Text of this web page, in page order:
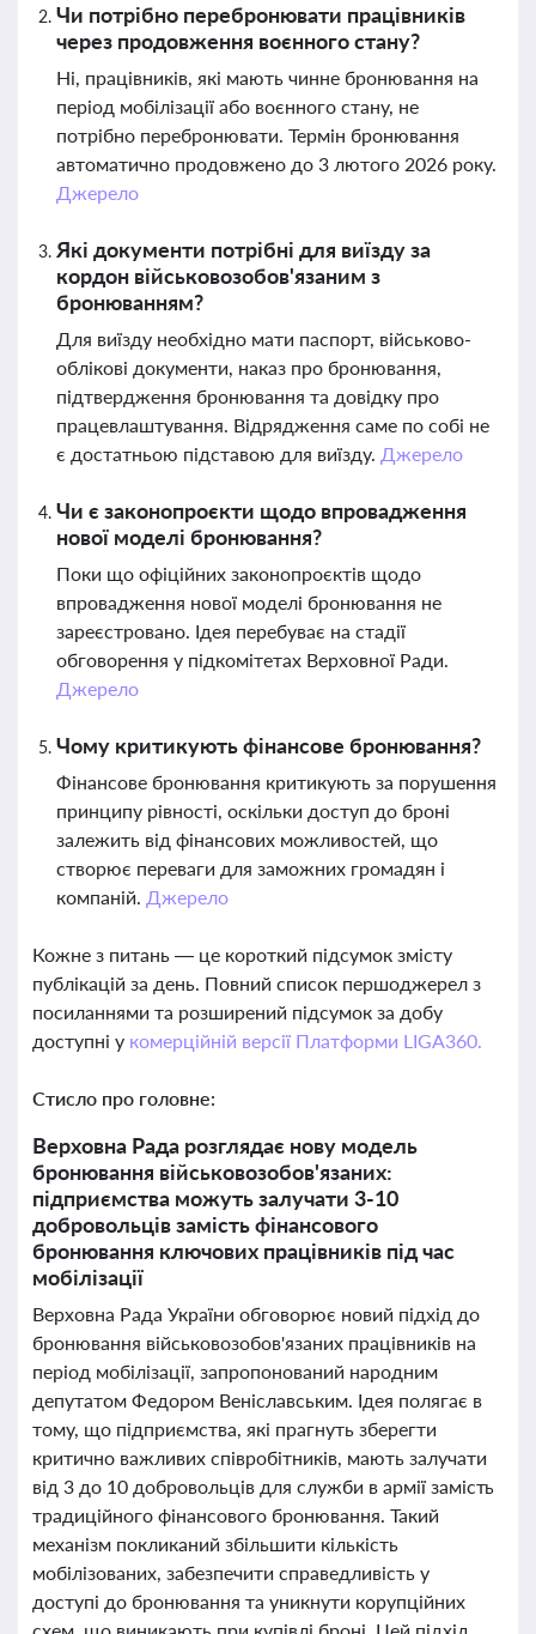
Чи потрібно перебронювати працівників
через продовження воєнного стану?
Ні, працівників, які мають чинне бронювання на
період мобілізації або воєнного стану, не
потрібно перебронювати. Термін бронювання
автоматично продовжено до 3 лютого 2026 року.
Джерело
Які документи потрібні для виїзду за
кордон військовозобов'язаним з
бронюванням?
Для виїзду необхідно мати паспорт, військово-
облікові документи, наказ про бронювання,
підтвердження бронювання та довідку про
працевлаштування. Відрядження саме по собі не
є достатньою підставою для виїзду. Джерело
Чи є законопроєкти щодо впровадження
нової моделі бронювання?
Поки що офіційних законопроєктів щодо
впровадження нової моделі бронювання не
зареєстровано. Ідея перебуває на стадії
обговорення у підкомітетах Верховної Ради.
Джерело
Чому критикують фінансове бронювання?
Фінансове бронювання критикують за порушення
принципу рівності, оскільки доступ до броні
залежить від фінансових можливостей, що
створює переваги для заможних громадян і
компаній. Джерело
Кожне з питань — це короткий підсумок змісту
публікацій за день. Повний список першоджерел з
посиланнями та розширений підсумок за добу
доступні у комерційній версії Платформи LIGA360.
Стисло про головне:
Верховна Рада розглядає нову модель
бронювання військовозобов'язаних:
підприємства можуть залучати 3-10
добровольців замість фінансового
бронювання ключових працівників під час
мобілізації
Верховна Рада України обговорює новий підхід до
бронювання військовозобов'язаних працівників на
період мобілізації, запропонований народним
депутатом Федором Веніславським. Ідея полягає в
тому, що підприємства, які прагнуть зберегти
критично важливих співробітників, мають залучати
від 3 до 10 добровольців для служби в армії замість
традиційного фінансового бронювання. Такий
механізм покликаний збільшити кількість
мобілізованих, забезпечити справедливість у
доступі до бронювання та уникнути корупційних